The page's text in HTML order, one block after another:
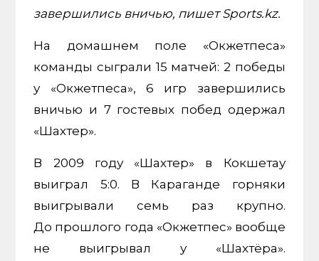
завершились вничью, пишет Sports.kz.
На домашнем поле «Окжетпеса»
команды сыграли 15 матчей: 2 победы
у «Окжетпеса», 6 игр завершились
вничью и 7 гостевых побед одержал
«Шахтер».
В 2009 году «Шахтер» в Кокшетау
выиграл 5:0. В Караганде горняки
выигрывали семь раз крупно.
До прошлого года «Окжетпес» вообще
не выигрывал у «Шахтёра».